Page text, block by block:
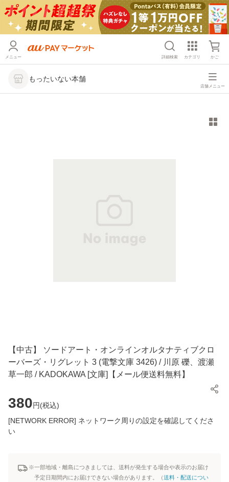
メニュー 詳細検索 カテゴリ かご
もったいない本舗
店舗メニュー
【中古】 ソードアート・オンラインオルタナティブクロ
ーバーズ・リグレット 3 (電撃文庫 3426) / 川原 礫、渡瀬
草一郎 / KADOKAWA [文庫]【メール便送料無料】
380円(税込)
[NETWORK ERROR] ネットワーク周りの設定を確認してくださ
い
※一部地域・離島につきましては、送料が発生する場合や表示のお届け
予定日期間内にお届けできない場合があります。（送料・配送につい